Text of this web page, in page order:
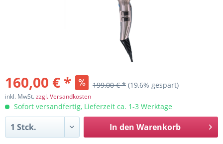
160,00 € * 199,00 € * (19,6% gespart)
inkl. MwSt.zzgl. Versandkosten
Sofort versandfertig, Lieferzeit ca. 1-3 Werktage
In den Warenkorb